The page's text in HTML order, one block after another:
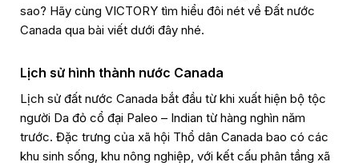
sao? Hãy cùng VICTORY tìm hiểu đôi nét về Đất nước
Canada qua bài viết dưới đây nhé.
Lịch sử hình thành nước Canada
Lịch sử đất nước Canada bắt đầu từ khi xuất hiện bộ tộc
người Da đỏ cổ đại Paleo – Indian từ hàng nghìn năm
trước. Đặc trưng của xã hội Thổ dân Canada bao có các
khu sinh sống, khu nông nghiệp, với kết cấu phân tầng xã